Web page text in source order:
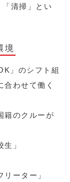
清掃」とい
境
」のシフト組
わせて働く
籍のクルーが
」
ーター」